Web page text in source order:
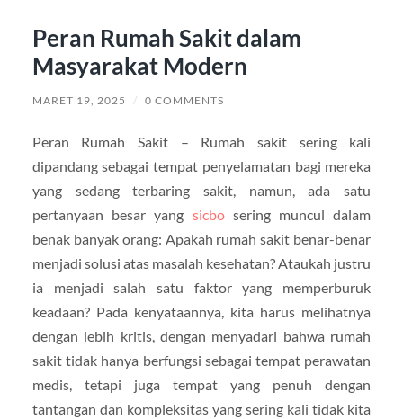
Peran Rumah Sakit dalam
Masyarakat Modern
MARET 19, 2025 / 0 COMMENTS
Peran Rumah Sakit – Rumah sakit sering kali
dipandang sebagai tempat penyelamatan bagi mereka
yang sedang terbaring sakit, namun, ada satu
pertanyaan besar yang sicbosering muncul dalam
benak banyak orang: Apakah rumah sakit benar-benar
menjadi solusi atas masalah kesehatan? Ataukah justru
ia menjadi salah satu faktor yang memperburuk
keadaan? Pada kenyataannya, kita harus melihatnya
dengan lebih kritis, dengan menyadari bahwa rumah
sakit tidak hanya berfungsi sebagai tempat perawatan
medis, tetapi juga tempat yang penuh dengan
tantangan dan kompleksitas yang sering kali tidak kita